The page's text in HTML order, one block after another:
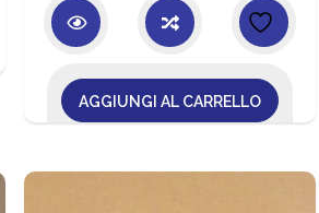
AGGIUNGI AL CARRELLO